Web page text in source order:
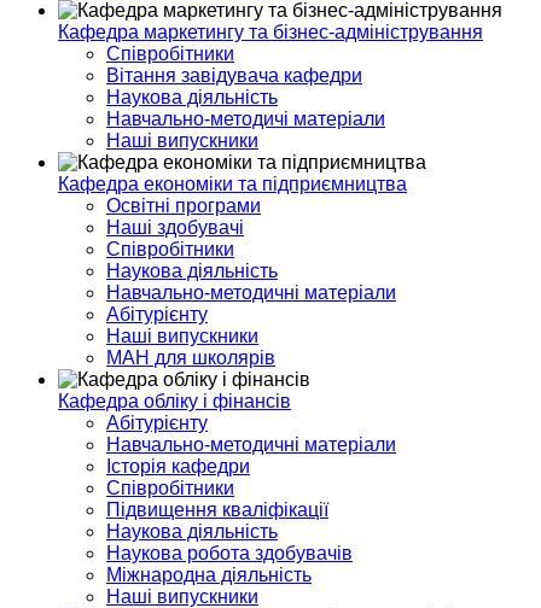
Кафедра маркетингу та бізнес-адміністрування
Співробітники
Вітання завідувача кафедри
Наукова діяльність
Навчально-методичі матеріали
Наші випускники
Кафедра економіки та підприємництва
Освітні програми
Наші здобувачі
Співробітники
Наукова діяльність
Навчально-методичні матеріали
Абітурієнту
Наші випускники
МАН для школярів
Кафедра обліку і фінансів
Абітурієнту
Навчально-методичні матеріали
Історія кафедри
Співробітники
Підвищення кваліфікації
Наукова діяльність
Наукова робота здобувачів
Міжнародна діяльність
Наші випускники